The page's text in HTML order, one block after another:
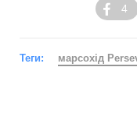
4
Теги: марсохід